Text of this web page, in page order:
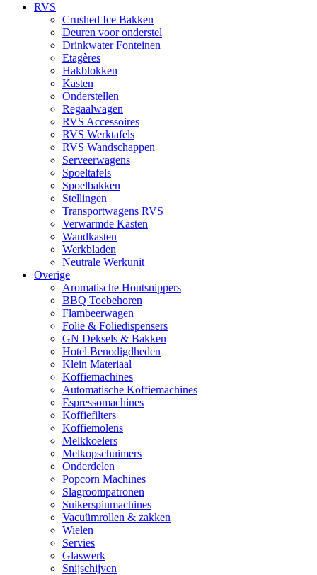
RVS
Crushed Ice Bakken
Deuren voor onderstel
Drinkwater Fonteinen
Etagères
Hakblokken
Kasten
Onderstellen
Regaalwagen
RVS Accessoires
RVS Werktafels
RVS Wandschappen
Serveerwagens
Spoeltafels
Spoelbakken
Stellingen
Transportwagens RVS
Verwarmde Kasten
Wandkasten
Werkbladen
Neutrale Werkunit
Overige
Aromatische Houtsnippers
BBQ Toebehoren
Flambeerwagen
Folie & Foliedispensers
GN Deksels & Bakken
Hotel Benodigdheden
Klein Materiaal
Koffiemachines
Automatische Koffiemachines
Espressomachines
Koffiefilters
Koffiemolens
Melkkoelers
Melkopschuimers
Onderdelen
Popcorn Machines
Slagroompatronen
Suikerspinmachines
Vacuümrollen & zakken
Wielen
Servies
Glaswerk
Snijschijven